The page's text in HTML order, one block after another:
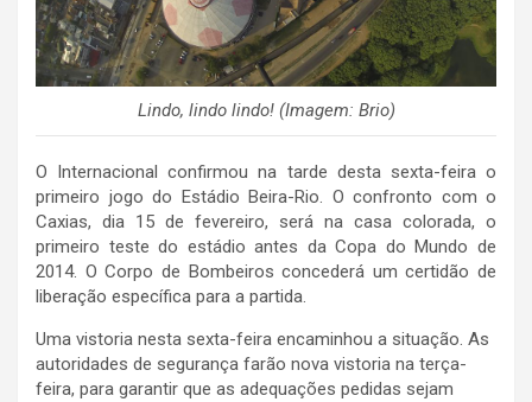
Lindo, lindo lindo! (Imagem: Brio)
O Internacional confirmou na tarde desta sexta-feira o
primeiro jogo do Estádio Beira-Rio. O confronto com o
Caxias, dia 15 de fevereiro, será na casa colorada, o
primeiro teste do estádio antes da Copa do Mundo de
2014. O Corpo de Bombeiros concederá um certidão de
liberação específica para a partida.
Uma vistoria nesta sexta-feira encaminhou a situação. As
autoridades de segurança farão nova vistoria na terça-
feira, para garantir que as adequações pedidas sejam